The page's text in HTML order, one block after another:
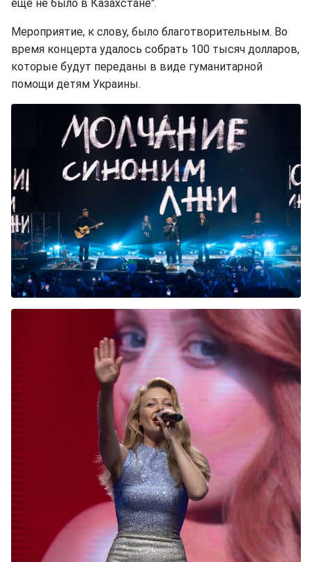
еще не было в Казахстане".
Мероприятие, к слову, было благотворительным. Во
время концерта удалось собрать 100 тысяч долларов,
которые будут переданы в виде гуманитарной
помощи детям Украины.